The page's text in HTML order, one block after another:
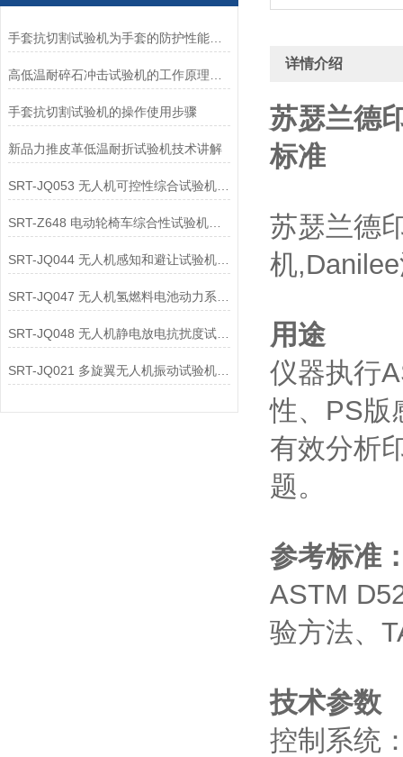
手套抗切割试验机为手套的防护性能提供了客观数据
手套抗切割试验机的操作使用步骤
新品力推皮革低温耐折试验机技术讲解
SRT-JQ053 无人机可控性综合试验机的应用领域介绍
SRT-Z648 电动轮椅车综合性试验机可以用在哪些方面
SRT-JQ044 无人机感知和避让试验机的应用领域有哪些
SRT-JQ048 无人机静电放电抗扰度试验机有哪些特点
SRT-JQ021 多旋翼无人机振动试验机简单介绍 质量保证
详情介绍
苏瑟兰德
标准
苏瑟兰德
机
用途
仪器执行
性、PS版
有效分析
题。
参考标准
ASTM
验方法、
技术参数
控制系统